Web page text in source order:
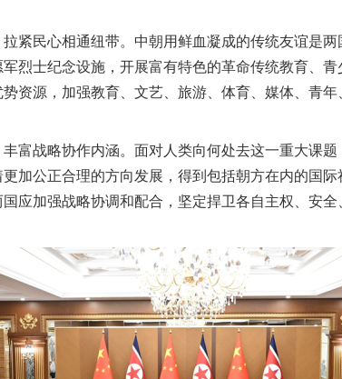
民心相通纽带。中朝用鲜血凝成的传统友谊是两
烈士纪念设施，开展富有特色的革命传统教育、
资源，加强教育、文艺、旅游、体育、媒体、青
战略协作内涵。面对人类向何处去这一重大课题
加公正合理的方向发展，得到包括朝方在内的国
应加强战略协调和配合，坚定捍卫各自主权、安